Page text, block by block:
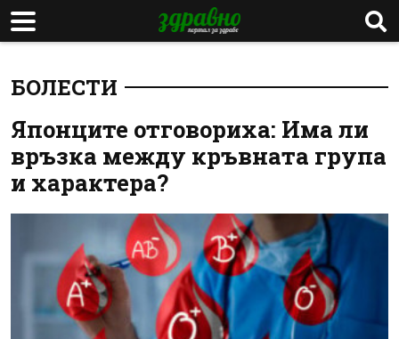
БОЛЕСТИ
Японците отговориха: Има ли
връзка между кръвната група
и характера?